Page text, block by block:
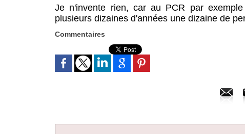
Je n'invente rien, car au PCR par
plusieurs dizaines d'années une dizaine de
Commentaires